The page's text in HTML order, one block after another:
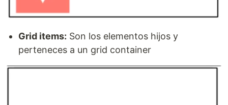
Grid items: Son los elementos hijos y
perteneces a un grid container